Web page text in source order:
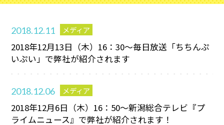
2018.12.11 メディア
2018年12月13日（木）16：30～毎日放送「ちちんぷ
いぷい」で弊社が紹介されます
2018.12.06 メディア
2018年12月6日（木）16：50～新潟総合テレビ『プ
ライムニュース』で弊社が紹介されます！